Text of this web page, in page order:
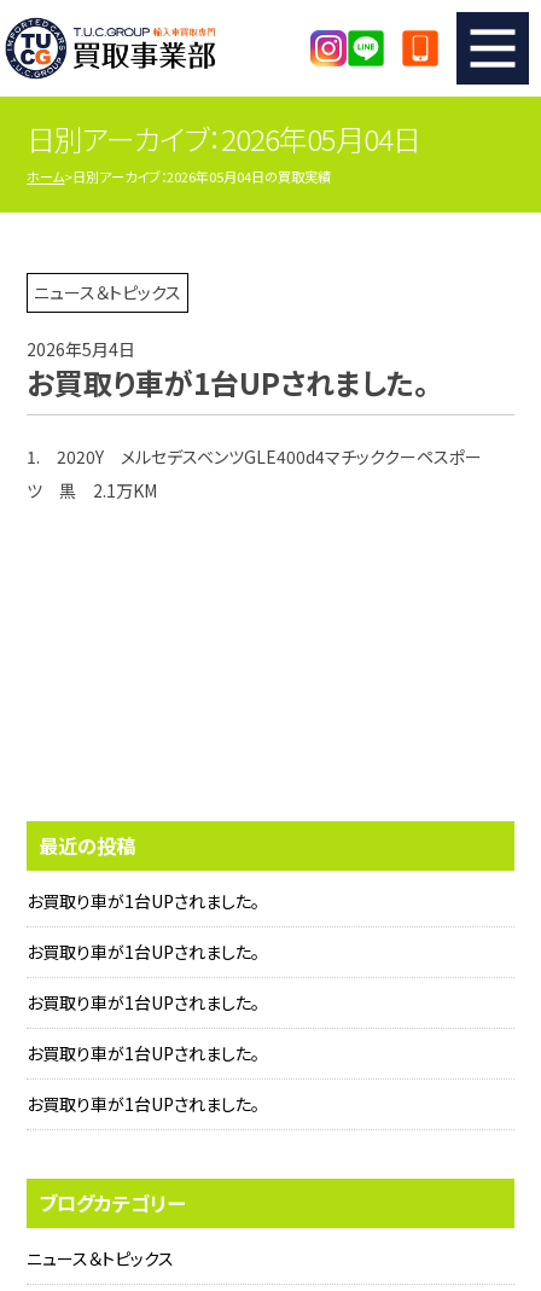
TUCのカンタン査定 買取りの流れ
査定の注意事項 メーカー別査定フォーム
TUCの買取実績
店舗紹介
日別アーカイブ：2026年05月04日
ホーム 日別アーカイブ：2026年05月04日の買取実績
ニュース＆トピックス
2026年5月4日
お買取り車が1台UPされました。
1. 2020Y メルセデスベンツGLE400d4マチッククーペスポー
ツ 黒 2.1万KM
最近の投稿
お買取り車が1台UPされました。
お買取り車が1台UPされました。
お買取り車が1台UPされました。
お買取り車が1台UPされました。
お買取り車が1台UPされました。
ブログカテゴリー
ニュース＆トピックス